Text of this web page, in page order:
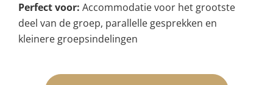
Perfect voor: Accommodatie voor het grootste
deel van de groep, parallelle gesprekken en
kleinere groepsindelingen